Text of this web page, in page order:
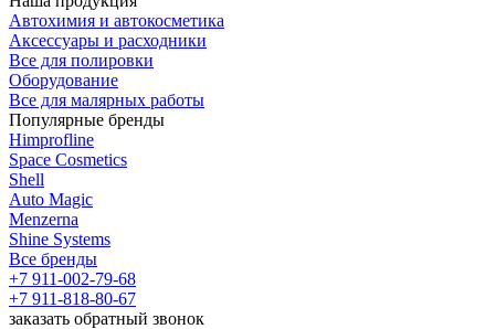
Автохимия и автокосметика
Аксессуары и расходники
Все для полировки
Оборудование
Все для малярных работы
Популярные бренды
Himprofline
Space Cosmetics
Shell
Auto Magic
Menzerna
Shine Systems
Все бренды
+7 911-002-79-68
+7 911-818-80-67
заказать обратный звонок